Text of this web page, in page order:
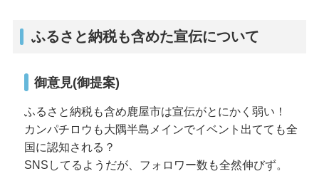
ふるさと納税も含めた宣伝について
御意見(御提案)
ふるさと納税も含め鹿屋市は宣伝がとにかく弱い！
カンパチロウも大隅半島メインでイベント出てても全
国に認知される？
SNSしてるようだが、フォロワー数も全然伸びず。